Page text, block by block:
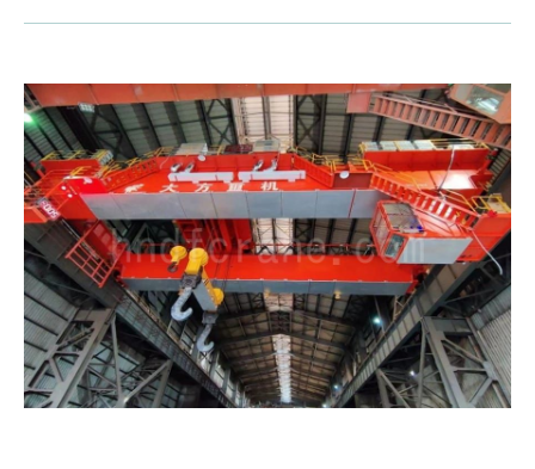
Українська
Беларуская мова
Kiswahili
Dansk
Norsk
O‘zbekcha